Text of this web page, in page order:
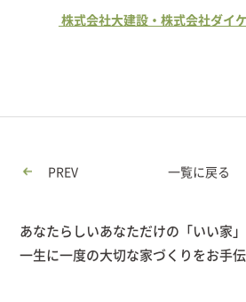
株式会社大建設・株式会社ダイ
PREV 一覧に戻る
あなたらしいあなただけの「いい家
一生に一度の大切な家づくりをお手伝